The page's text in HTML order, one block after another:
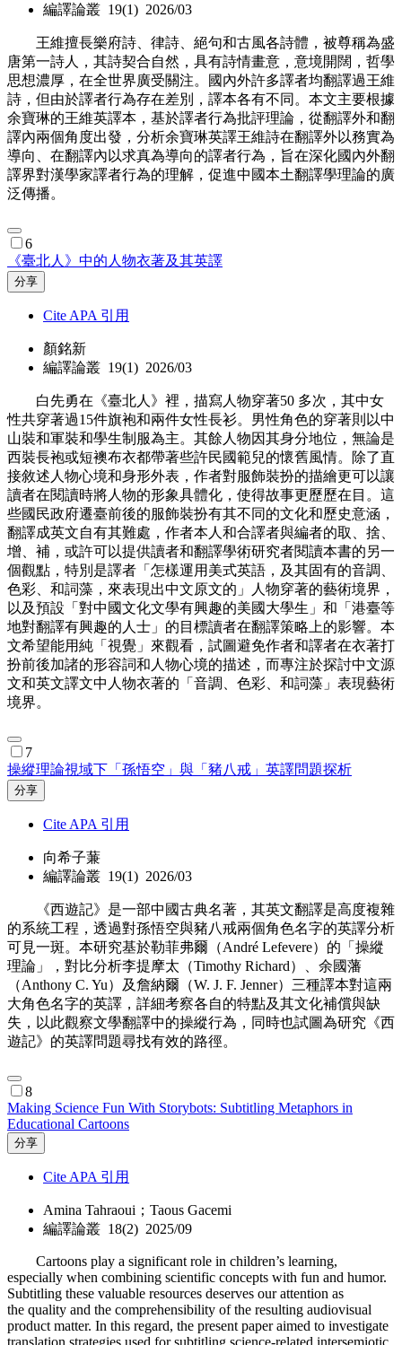
編譯論叢 19(1) 2026/03
王維擅長樂府詩、律詩、絕句和古風各詩體，被尊稱為盛
唐第一詩人，其詩契合自然，具有詩情畫意，意境開闊，哲學
思想濃厚，在全世界廣受關注。國內外許多譯者均翻譯過王維
詩，但由於譯者行為存在差別，譯本各有不同。本文主要根據
余寶琳的王維英譯本，基於譯者行為批評理論，從翻譯外和翻
譯內兩個角度出發，分析余寶琳英譯王維詩在翻譯外以務實為
導向、在翻譯內以求真為導向的譯者行為，旨在深化國內外翻
譯界對漢學家譯者行為的理解，促進中國本土翻譯學理論的廣
泛傳播。
6
《臺北人》中的人物衣著及其英譯
分享
Cite APA 引用
顏銘新
編譯論叢 19(1) 2026/03
白先勇在《臺北人》裡，描寫人物穿著50 多次，其中女
性共穿著過15件旗袍和兩件女性長衫。男性角色的穿著則以中
山裝和軍裝和學生制服為主。其餘人物因其身分地位，無論是
西裝長袍或短襖布衣都帶著些許民國範兒的懷舊風情。除了直
接敘述人物心境和身形外表，作者對服飾裝扮的描繪更可以讓
讀者在閱讀時將人物的形象具體化，使得故事更歷歷在目。這
些國民政府遷臺前後的服飾裝扮有其不同的文化和歷史意涵，
翻譯成英文自有其難處，作者本人和合譯者與編者的取、捨、
增、補，或許可以提供讀者和翻譯學術研究者閱讀本書的另一
個觀點，特別是譯者「怎樣運用美式英語，及其固有的音調、
色彩、和詞藻，來表現出中文原文的」人物穿著的藝術境界，
以及預設「對中國文化文學有興趣的美國大學生」和「港臺等
地對翻譯有興趣的人士」的目標讀者在翻譯策略上的影響。本
文希望能用純「視覺」來觀看，試圖避免作者和譯者在衣著打
扮前後加諸的形容詞和人物心境的描述，而專注於探討中文源
文和英文譯文中人物衣著的「音調、色彩、和詞藻」表現藝術
境界。
7
操縱理論視域下「孫悟空」與「豬八戒」英譯問題探析
分享
Cite APA 引用
向希子蒹
編譯論叢 19(1) 2026/03
《西遊記》是一部中國古典名著，其英文翻譯是高度複雜
的系統工程，透過對孫悟空與豬八戒兩個角色名字的英譯分析
可見一斑。本研究基於勒菲弗爾（André Lefevere）的「操縱
理論」，對比分析李提摩太（Timothy Richard）、余國藩
（Anthony C. Yu）及詹納爾（W. J. F. Jenner）三種譯本對這兩
大角色名字的英譯，詳細考察各自的特點及其文化補償與缺
失，以此觀察文學翻譯中的操縱行為，同時也試圖為研究《西
遊記》的英譯問題尋找有效的路徑。
8
Making Science Fun With Storybots: Subtitling Metaphors in
Educational Cartoons
分享
Cite APA 引用
Amina Tahraoui；Taous Gacemi
編譯論叢 18(2) 2025/09
Cartoons play a significant role in children’s learning,
especially when combining scientific concepts with fun and humor.
Subtitling these valuable resources deserves our attention as
the quality and the comprehensibility of the resulting audiovisual
product matter. In this regard, the present paper aimed to investigate